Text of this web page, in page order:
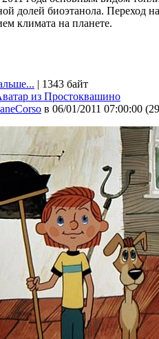
долей биоэтанола. Переход
климата на планете.
| 1343 байт
из Простоквашино
в 06/01/2011 07:00:00 (